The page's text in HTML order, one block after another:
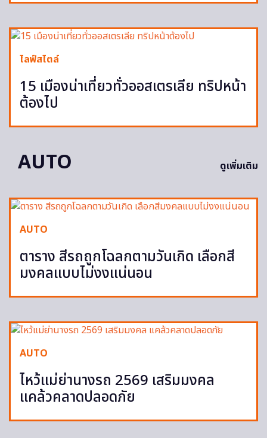
ไลฟ์สไตล์
15 เมืองน่าเที่ยวทั่วออสเตรเลีย ทริปหน้า
ต้องไป
AUTO ดูเพิ่มเติม
AUTO
ตาราง สีรถถูกโฉลกตามวันเกิด เลือกสี
มงคลแบบไม่งงแน่นอน
AUTO
ไหว้แม่ย่านางรถ 2569 เสริมมงคล
แคล้วคลาดปลอดภัย